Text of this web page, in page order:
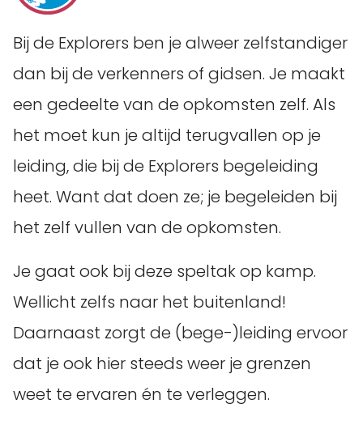
Bij de Explorers ben je alweer zelfstandiger
dan bij de verkenners of gidsen. Je maakt
een gedeelte van de opkomsten zelf. Als
het moet kun je altijd terugvallen op je
leiding, die bij de Explorers begeleiding
heet. Want dat doen ze; je begeleiden bij
het zelf vullen van de opkomsten.
Je gaat ook bij deze speltak op kamp.
Wellicht zelfs naar het buitenland!
Daarnaast zorgt de (bege-)leiding ervoor
dat je ook hier steeds weer je grenzen
weet te ervaren én te verleggen.